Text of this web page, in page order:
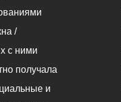
/
с ними
получала
и